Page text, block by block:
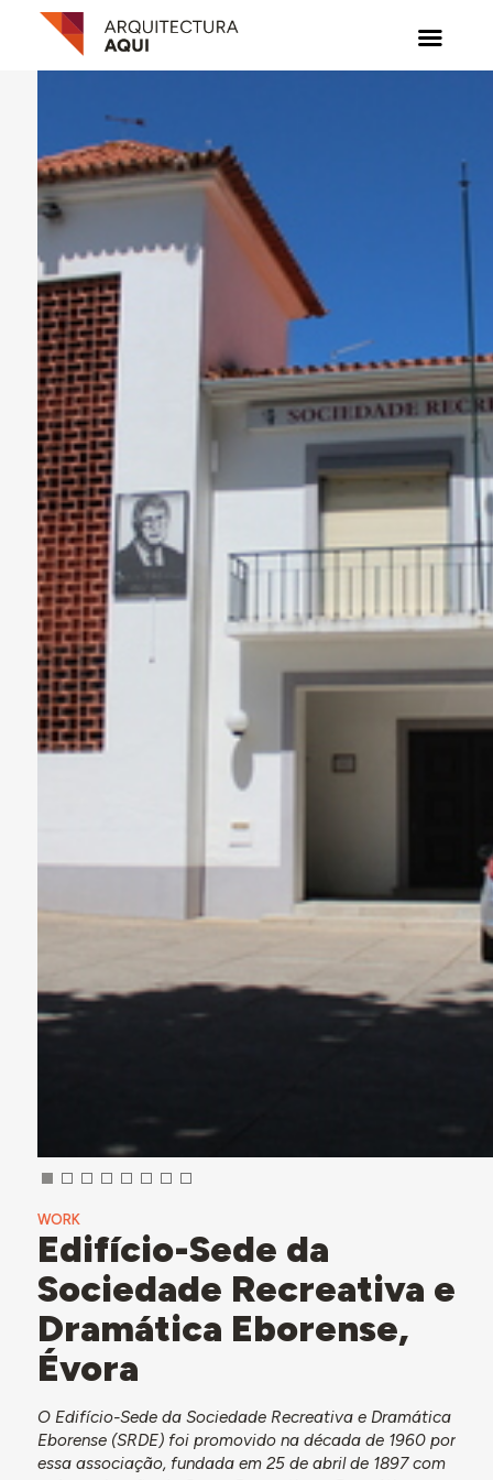
WORK
Edifício-Sede da
Sociedade Recreativa e
Dramática Eborense,
Évora
O Edifício-Sede da Sociedade Recreativa e Dramática
Eborense (SRDE) foi promovido na década de 1960 por
essa associação, fundada em 25 de abril de 1897 com